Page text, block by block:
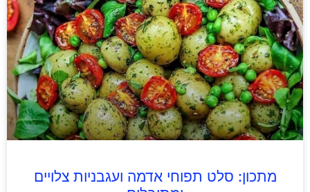
מתכון: סלט תפוחי אדמה ועגבניות צלויים